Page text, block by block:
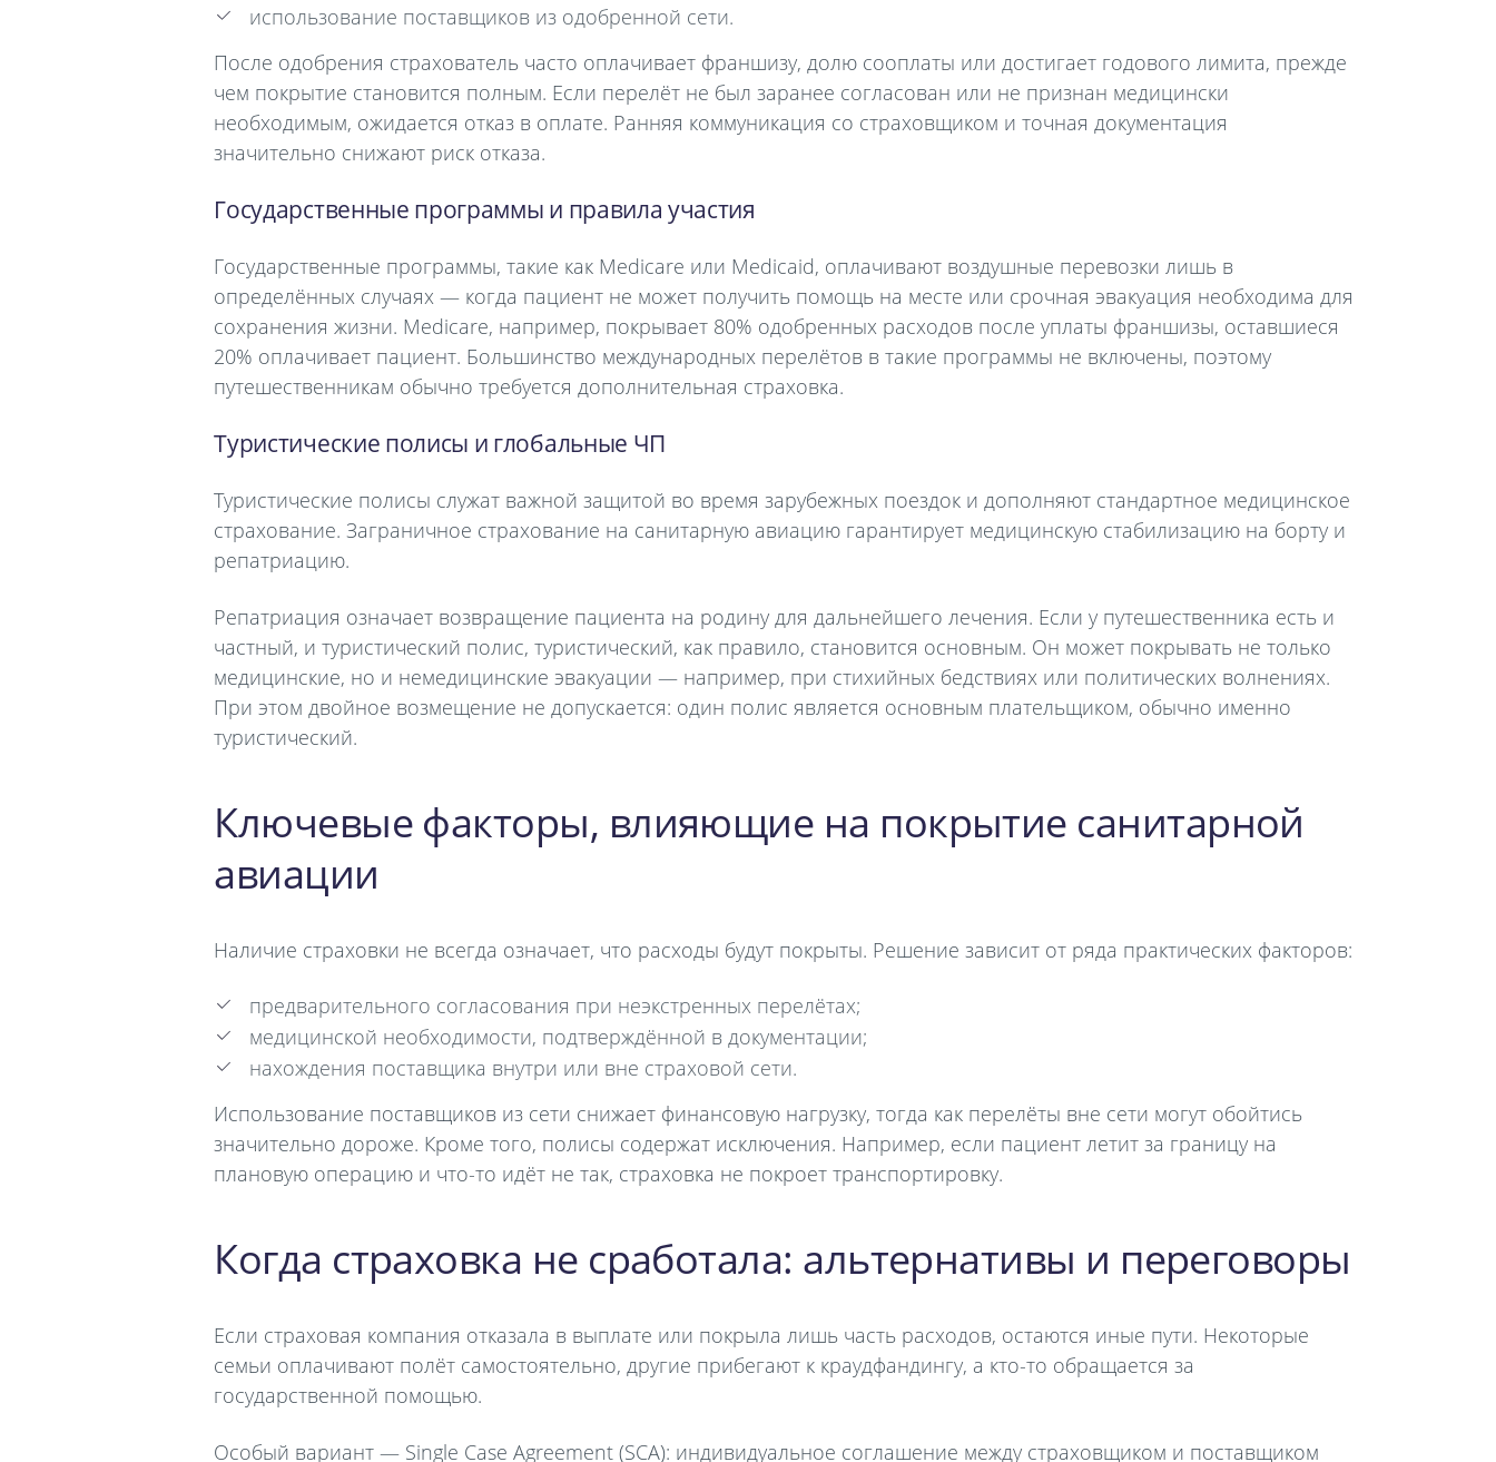
использование поставщиков из одобренной сети.
После одобрения страхователь часто оплачивает франшизу, долю сооплаты или достигает годового лимита, прежде
чем покрытие становится полным. Если перелёт не был заранее согласован или не признан медицински
необходимым, ожидается отказ в оплате. Ранняя коммуникация со страховщиком и точная документация
значительно снижают риск отказа.
Государственные программы и правила участия
Государственные программы, такие как Medicare или Medicaid, оплачивают воздушные перевозки лишь в
определённых случаях — когда пациент не может получить помощь на месте или срочная эвакуация необходима для
сохранения жизни. Medicare, например, покрывает 80% одобренных расходов после уплаты франшизы, оставшиеся
20% оплачивает пациент. Большинство международных перелётов в такие программы не включены, поэтому
путешественникам обычно требуется дополнительная страховка.
Туристические полисы и глобальные ЧП
Туристические полисы служат важной защитой во время зарубежных поездок и дополняют стандартное медицинское
страхование. Заграничное страхование на санитарную авиацию гарантирует медицинскую стабилизацию на борту и
репатриацию.
Репатриация означает возвращение пациента на родину для дальнейшего лечения. Если у путешественника есть и
частный, и туристический полис, туристический, как правило, становится основным. Он может покрывать не только
медицинские, но и немедицинские эвакуации — например, при стихийных бедствиях или политических волнениях.
При этом двойное возмещение не допускается: один полис является основным плательщиком, обычно именно
туристический.
Ключевые факторы, влияющие на покрытие санитарной
авиации
Наличие страховки не всегда означает, что расходы будут покрыты. Решение зависит от ряда практических факторов:
предварительного согласования при неэкстренных перелётах;
медицинской необходимости, подтверждённой в документации;
нахождения поставщика внутри или вне страховой сети.
Использование поставщиков из сети снижает финансовую нагрузку, тогда как перелёты вне сети могут обойтись
значительно дороже. Кроме того, полисы содержат исключения. Например, если пациент летит за границу на
плановую операцию и что-то идёт не так, страховка не покроет транспортировку.
Когда страховка не сработала: альтернативы и переговоры
Если страховая компания отказала в выплате или покрыла лишь часть расходов, остаются иные пути. Некоторые
семьи оплачивают полёт самостоятельно, другие прибегают к краудфандингу, а кто-то обращается за
государственной помощью.
Особый вариант — Single Case Agreement (SCA): индивидуальное соглашение между страховщиком и поставщиком